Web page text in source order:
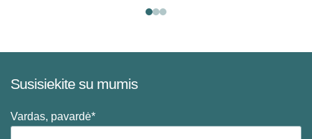
Susisiekite su mumis
Vardas, pavardė*